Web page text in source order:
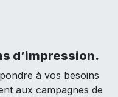
d’impression.
à vos besoins
aux campagnes de